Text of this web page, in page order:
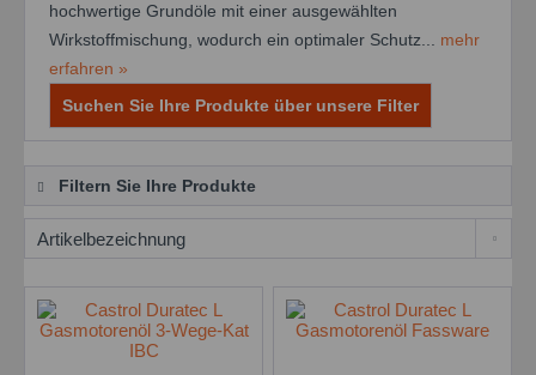
hochwertige Grundöle mit einer ausgewählten
Wirkstoffmischung, wodurch ein optimaler Schutz... mehr
erfahren »
Suchen Sie Ihre Produkte über unsere Filter
Filtern Sie Ihre Produkte